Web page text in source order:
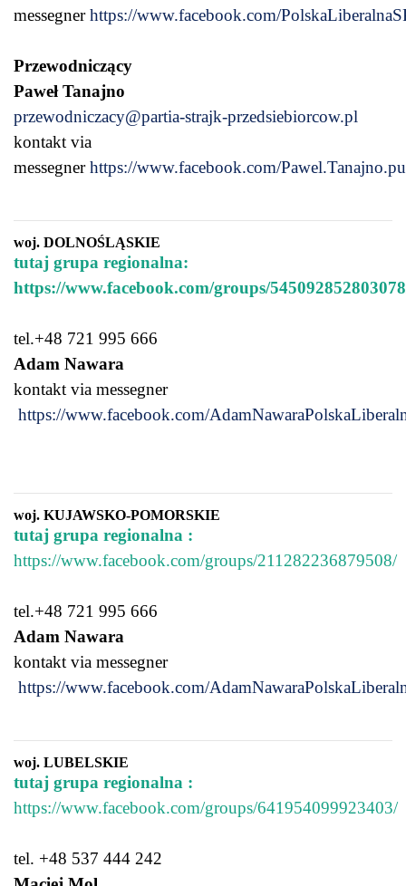
messegnerhttps://www.facebook.com/
Przewodniczący
Paweł Tanajno
przewodniczacy@partia-strajk-przedsiebiorcow.pl
kontakt via
messegnerhttps://www.facebook.com/
woj. DOLNOŚLĄSKIE
tutaj grupa regionalna:
https://www.facebook.com/groups/
tel.+48 721 995 666
Adam Nawara
kontakt via messegner
https://www.facebook.com/
woj. KUJAWSKO-POMORSKIE
tutaj grupa regionalna :
https://www.facebook.com/groups/211282236879508/
tel.+48 721 995 666
Adam Nawara
kontakt via messegner
https://www.facebook.com/
woj. LUBELSKIE
tutaj grupa regionalna :
https://www.facebook.com/groups/641954099923403/
tel. +48 537 444 242